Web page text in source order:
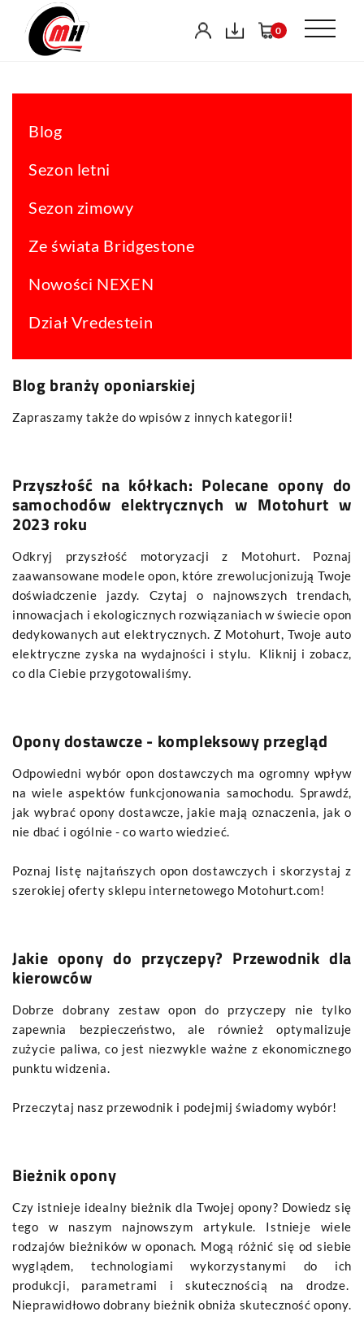
0
Blog
Sezon letni
Sezon zimowy
Ze świata Bridgestone
Nowości NEXEN
Dział Vredestein
Blog branży oponiarskiej
Zapraszamy także do wpisów z innych kategorii!
Przyszłość na kółkach: Polecane opony do
samochodów elektrycznych w Motohurt w
2023 roku
Odkryj przyszłość motoryzacji z Motohurt. Poznaj
zaawansowane modele opon, które zrewolucjonizują Twoje
doświadczenie jazdy. Czytaj o najnowszych trendach,
innowacjach i ekologicznych rozwiązaniach w świecie opon
dedykowanych aut elektrycznych. Z Motohurt, Twoje auto
elektryczne zyska na wydajności i stylu. Kliknij i zobacz,
co dla Ciebie przygotowaliśmy.
Opony dostawcze - kompleksowy przegląd
Odpowiedni wybór opon dostawczych ma ogromny wpływ
na wiele aspektów funkcjonowania samochodu. Sprawdź,
jak wybrać opony dostawcze, jakie mają oznaczenia, jak o
nie dbać i ogólnie - co warto wiedzieć.
Poznaj listę najtańszych opon dostawczych i skorzystaj z
szerokiej oferty sklepu internetowego Motohurt.com!
Jakie opony do przyczepy? Przewodnik dla
kierowców
Dobrze dobrany zestaw opon do przyczepy nie tylko
zapewnia bezpieczeństwo, ale również optymalizuje
zużycie paliwa, co jest niezwykle ważne z ekonomicznego
punktu widzenia.
Przeczytaj nasz przewodnik i podejmij świadomy wybór!
Bieżnik opony
Czy istnieje idealny bieżnik dla Twojej opony? Dowiedz się
tego w naszym najnowszym artykule. Istnieje wiele
rodzajów bieżników w oponach. Mogą różnić się od siebie
wyglądem, technologiami wykorzystanymi do ich
produkcji, parametrami i skutecznością na drodze.
Nieprawidłowo dobrany bieżnik obniża skuteczność opony.